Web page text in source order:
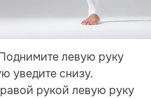
левую руку
уведите снизу.
рукой левую руку